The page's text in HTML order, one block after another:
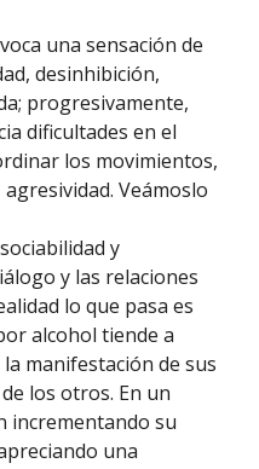
una sensación de
desinhibición,
progresivamente,
dificultades en el
los movimientos,
Veámoslo
y
y las relaciones
lo que pasa es
alcohol tiende a
manifestación de sus
los otros. En un
incrementando su
una